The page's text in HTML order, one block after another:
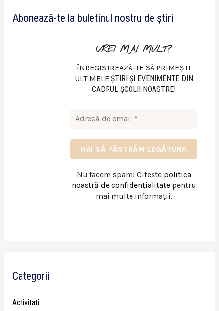
o
Abonează-te la buletinul nostru de știri
VREI MAI MULT?
ÎNREGISTREAZĂ-TE SĂ PRIMEȘTI
ULTIMELE ŞTIRI ŞI EVENIMENTE DIN
CADRUL ŞCOLII NOASTRE!
Nu facem spam! Citește politica
noastră de confidențialitatepentru
mai multe informații.
Categorii
Activitati